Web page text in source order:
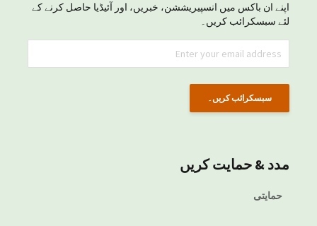
اپنے ان باکس میں انسپیریششن، خبریں، اور آئیڈیا حاصل کرنے کے
لئے سبسکرائب کریں۔
مدد & حمایت کریں
حمایتی